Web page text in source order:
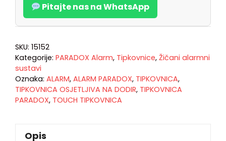
Pitajte nas na WhatsApp
SKU: 15152
Kategorije: PARADOX Alarm, Tipkovnice, Žičani alarmni
sustavi
Oznaka: ALARM, ALARM PARADOX, TIPKOVNICA,
TIPKOVNICA OSJETLJIVA NA DODIR, TIPKOVNICA
PARADOX, TOUCH TIPKOVNICA
Opis